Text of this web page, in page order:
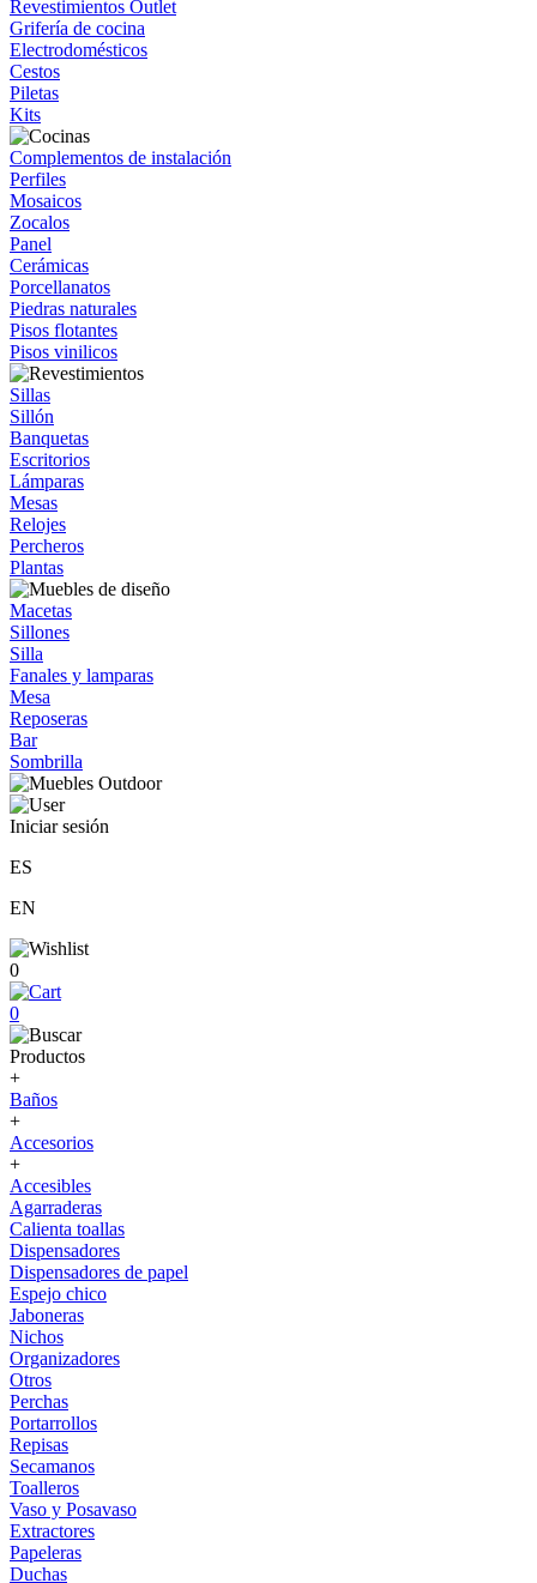
Revestimientos Outlet
Grifería de cocina
Electrodomésticos
Cestos
Piletas
Kits
Complementos de instalación
Perfiles
Mosaicos
Zocalos
Panel
Cerámicas
Porcellanatos
Piedras naturales
Pisos flotantes
Pisos vinilicos
Sillas
Sillón
Banquetas
Escritorios
Lámparas
Mesas
Relojes
Percheros
Plantas
Macetas
Sillones
Silla
Fanales y lamparas
Mesa
Reposeras
Bar
Sombrilla
Iniciar sesión
ES
EN
0
0
Productos
+
Baños
+
Accesorios
+
Accesibles
Agarraderas
Calienta toallas
Dispensadores
Dispensadores de papel
Espejo chico
Jaboneras
Nichos
Organizadores
Otros
Perchas
Portarrollos
Repisas
Secamanos
Toalleros
Vaso y Posavaso
Extractores
Papeleras
Duchas